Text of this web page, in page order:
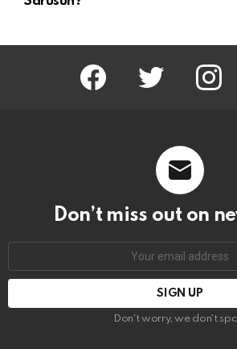
facebook twitter
Don’t miss out on
Don't worry, we don't